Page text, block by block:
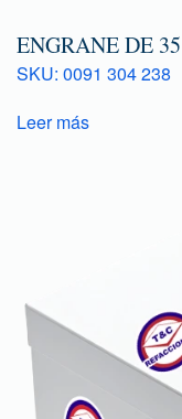
ENGRANE DE
SKU: 0091 304 238
Leer más